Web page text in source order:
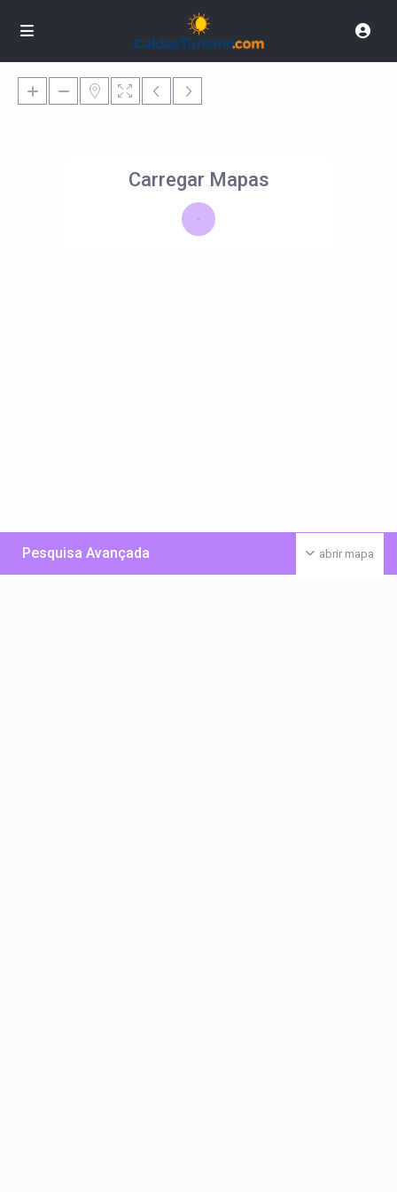
Carregar Mapas
abrir mapa
Pesquisa Avançada